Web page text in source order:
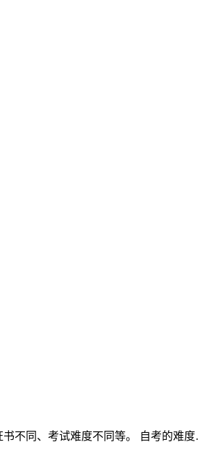
书不同、考试难度不同等。 自考的难